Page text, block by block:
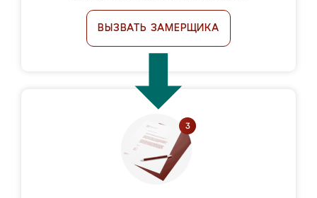
ВЫЗВАТЬ ЗАМЕРЩИКА